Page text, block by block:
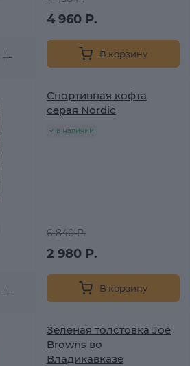
4 960 Р.
В корзину
Спортивная кофта
серая Nordic
в наличии
6 840 Р.
2 980 Р.
В корзину
Зеленая толстовка Joe
Browns во
Владикавказе